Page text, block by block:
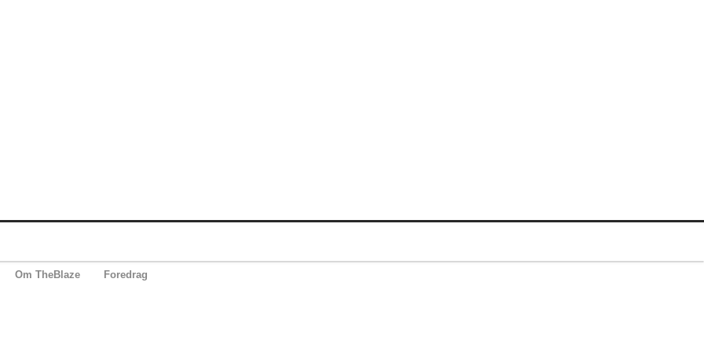
Om TheBlaze Foredrag